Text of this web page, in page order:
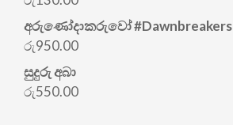
අරු‍ණෝදාකරුවෝ #Dawnbreakers
රු950.00
සුදුරු අබා
රු550.00